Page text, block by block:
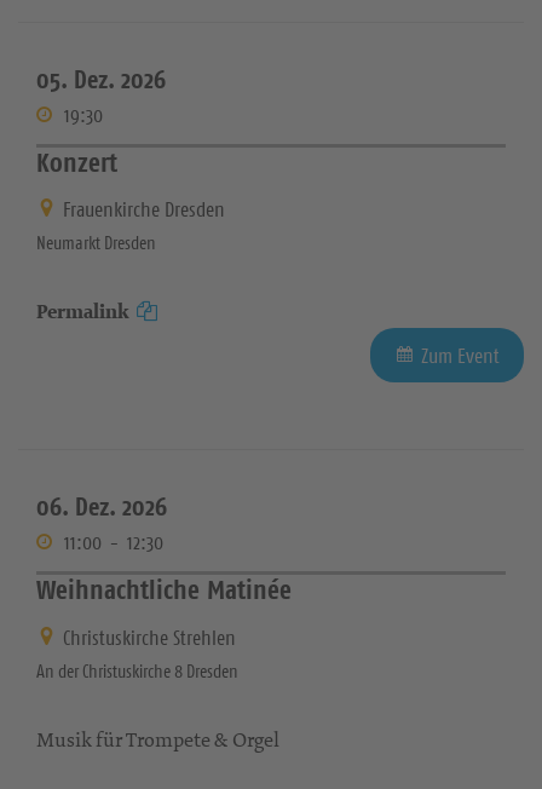
05. Dez. 2026
19:30
Konzert
Frauenkirche Dresden
Neumarkt Dresden
Permalink
Zum Event
06. Dez. 2026
11:00 - 12:30
Weihnachtliche Matinée
Christuskirche Strehlen
An der Christuskirche 8 Dresden
Musik für Trompete & Orgel